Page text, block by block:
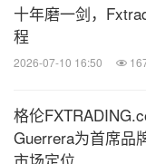
十年磨一剑，
程
2026-07-10 16:50
格伦
Guerrera为首席品